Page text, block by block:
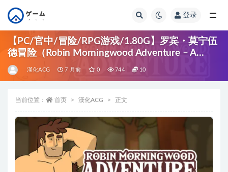
登录
【PC/官中/冒险/RPG游戏/1.80G】罗宾・莫宁伍
德冒险（Robin Morningwood Adventure – A
gay） Ver2.1.4 官中步兵版+冒险RPG游戏+1.80G
漢化ACG 7 月前 0 744 10
当前位置： 首页 漢化ACG 正文